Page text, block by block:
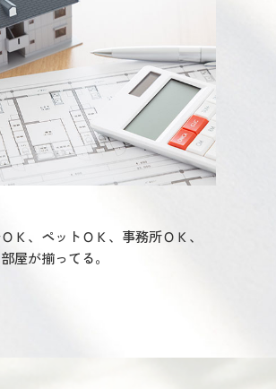
Ｋ、ペットＯＫ、事務所ＯＫ、
屋が揃ってる。